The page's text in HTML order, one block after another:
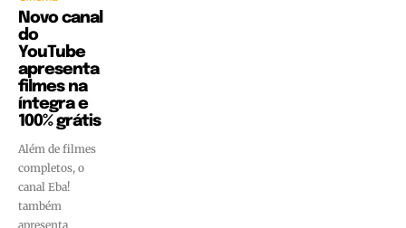
Novo canal
do
YouTube
apresenta
filmes na
íntegra e
100% grátis
Além de filmes
completos, o
canal Eba!
também
apresenta